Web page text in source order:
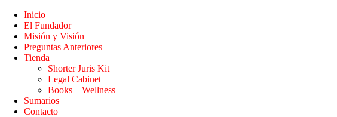
Inicio
El Fundador
Misión y Visión
Preguntas Anteriores
Tienda
Shorter Juris Kit
Legal Cabinet
Books – Wellness
Sumarios
Contacto